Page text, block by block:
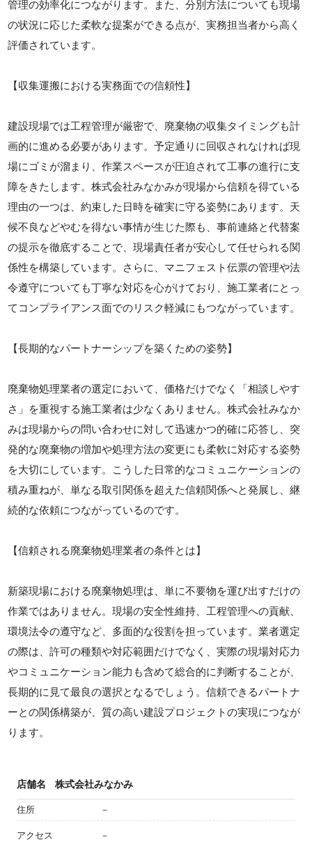
管理の効率化につながります。また、分別方法についても現場
の状況に応じた柔軟な提案ができる点が、実務担当者から高く
評価されています。
【収集運搬における実務面での信頼性】
建設現場では工程管理が厳密で、廃棄物の収集タイミングも計
画的に進める必要があります。予定通りに回収されなければ現
場にゴミが溜まり、作業スペースが圧迫されて工事の進行に支
障をきたします。株式会社みなかみが現場から信頼を得ている
理由の一つは、約束した日時を確実に守る姿勢にあります。天
候不良などやむを得ない事情が生じた際も、事前連絡と代替案
の提示を徹底することで、現場責任者が安心して任せられる関
係性を構築しています。さらに、マニフェスト伝票の管理や法
令遵守についても丁寧な対応を心がけており、施工業者にとっ
てコンプライアンス面でのリスク軽減にもつながっています。
【長期的なパートナーシップを築くための姿勢】
廃棄物処理業者の選定において、価格だけでなく「相談しやす
さ」を重視する施工業者は少なくありません。株式会社みなか
みは現場からの問い合わせに対して迅速かつ的確に応答し、突
発的な廃棄物の増加や処理方法の変更にも柔軟に対応する姿勢
を大切にしています。こうした日常的なコミュニケーションの
積み重ねが、単なる取引関係を超えた信頼関係へと発展し、継
続的な依頼につながっているのです。
【信頼される廃棄物処理業者の条件とは】
新築現場における廃棄物処理は、単に不要物を運び出すだけの
作業ではありません。現場の安全性維持、工程管理への貢献、
環境法令の遵守など、多面的な役割を担っています。業者選定
の際は、許可の種類や対応範囲だけでなく、実際の現場対応力
やコミュニケーション能力も含めて総合的に判断することが、
長期的に見て最良の選択となるでしょう。信頼できるパートナ
ーとの関係構築が、質の高い建設プロジェクトの実現につなが
ります。
店舗名 株式会社みなかみ
住所 －
アクセス －